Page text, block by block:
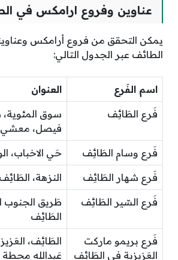
عناوين وفروع ارامكس في
يمكن التحقق من فروع أرامكس
الطائف عبر الجدول التالي:
اسم الفَرع العنوان
فَرع الطَائِف
سوق
فيصل، معشي،
فَرع وسام الطَائِف حَي الاخباب،
فَرع شهار الطَائِف النزهة، الطَائِف 26513
فَرع السّير الطَائِف
طَريق الجنوب
الطَائِف
فَرع بريمو ماركت
العَزيزية في الطَائِف
الطَائِف،
عَبدالله محطة